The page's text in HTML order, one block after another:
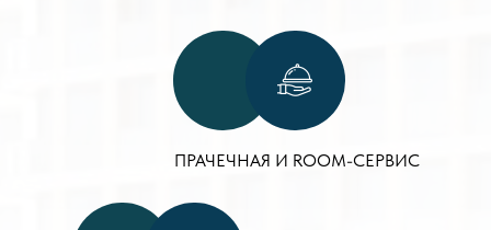
ПРАЧЕЧНАЯ И ROOM-СЕРВИС